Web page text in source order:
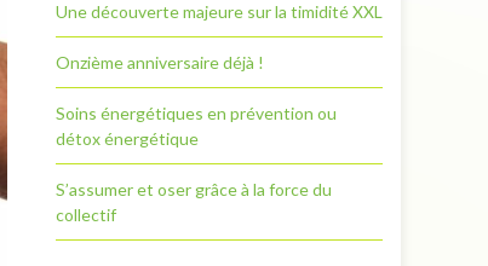
Une découverte majeure sur la timidité XXL
Onzième anniversaire déjà !
Soins énergétiques en prévention ou
détox énergétique
S’assumer et oser grâce à la force du
collectif